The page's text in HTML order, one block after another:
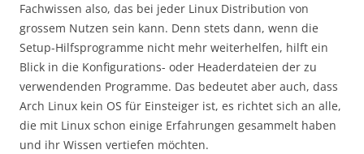
Fachwissen also, das bei jeder Linux Distribution von
grossem Nutzen sein kann. Denn stets dann, wenn die
Setup-Hilfsprogramme nicht mehr weiterhelfen, hilft ein
Blick in die Konfigurations- oder Headerdateien der zu
verwendenden Programme. Das bedeutet aber auch, dass
Arch Linux kein OS für Einsteiger ist, es richtet sich an alle,
die mit Linux schon einige Erfahrungen gesammelt haben
und ihr Wissen vertiefen möchten.